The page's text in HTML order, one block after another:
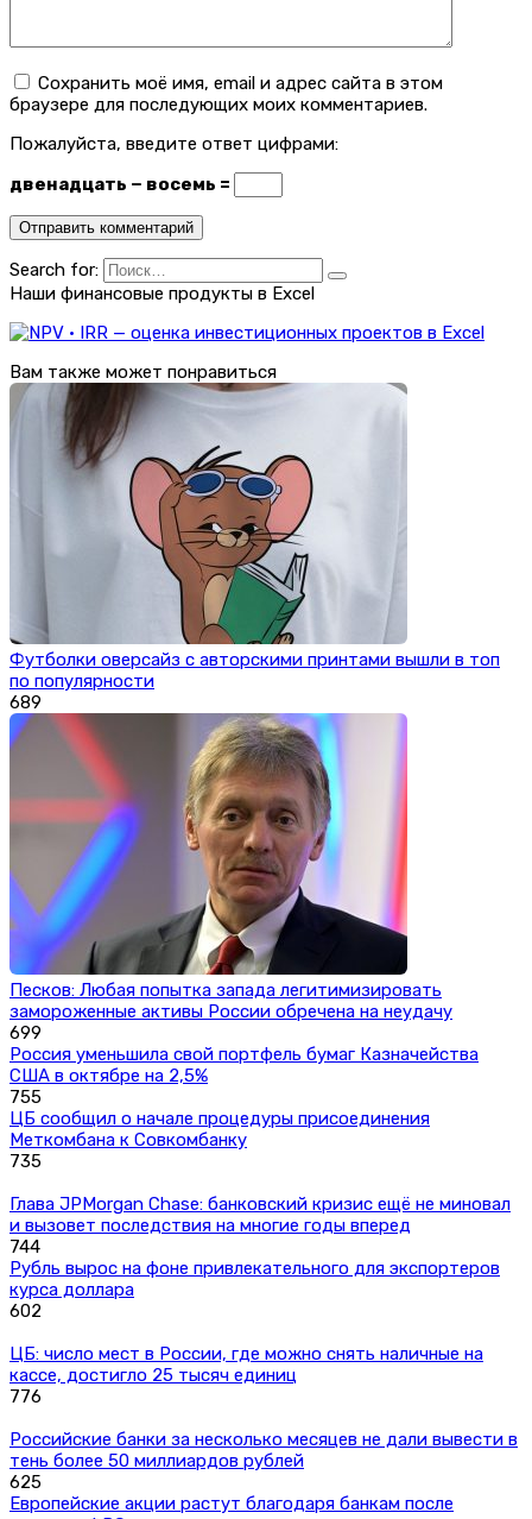
Сохранить моё имя, email и адрес сайта в этом
браузере для последующих моих комментариев.
Пожалуйста, введите ответ цифрами:
двенадцать − восемь =
Search for:
Наши финансовые продукты в Excel
Вам также может понравиться
Футболки оверсайз с авторскими принтами вышли в топ
по популярности
689
Песков: Любая попытка запада легитимизировать
замороженные активы России обречена на неудачу
699
Россия уменьшила свой портфель бумаг Казначейства
США в октябре на 2,5%
755
ЦБ сообщил о начале процедуры присоединения
Меткомбана к Совкомбанку
735
Глава JPMorgan Chase: банковский кризис ещё не миновал
и вызовет последствия на многие годы вперед
744
Рубль вырос на фоне привлекательного для экспортеров
курса доллара
602
ЦБ: число мест в России, где можно снять наличные на
кассе, достигло 25 тысяч единиц
776
Российские банки за несколько месяцев не дали вывести в
тень более 50 миллиардов рублей
625
Европейские акции растут благодаря банкам после